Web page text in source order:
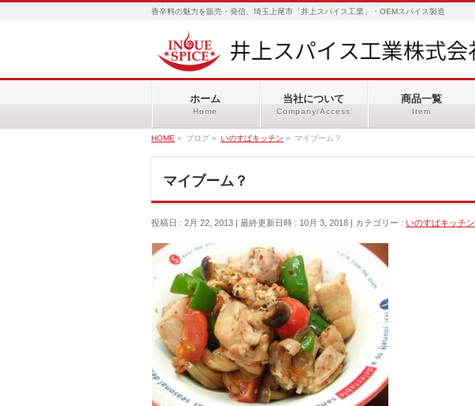
香辛料の魅力を販売・発信、埼玉上尾市「井上スパイス工業」・OEMスパイス製造
ホーム
Home
当社について
Company/Access
商品一覧
Item
HOME » ブログ » いのすぱキッチン » マイブーム？
マイブーム？
投稿日 : 2月 22, 2013 最終更新日時 : 10月 3, 2018 カテゴリー : いのすぱキッチン